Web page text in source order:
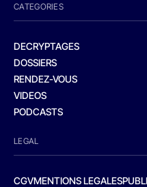
CATEGORIES
DECRYPTAGES
DOSSIERS
RENDEZ-VOUS
VIDEOS
PODCASTS
LEGAL
CGVMENTIONS LEGALES